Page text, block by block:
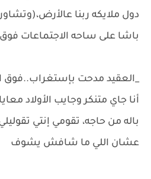
دول ملايكه ربنا
باشا على ساحه الاجتماعات
_العقيد مدحت بإستغراب..فوق
أنا جاي متنكر وجايب الأولاد
باله من حاجه، تقومي إنتي
عشان اللي ما شافش يشوف